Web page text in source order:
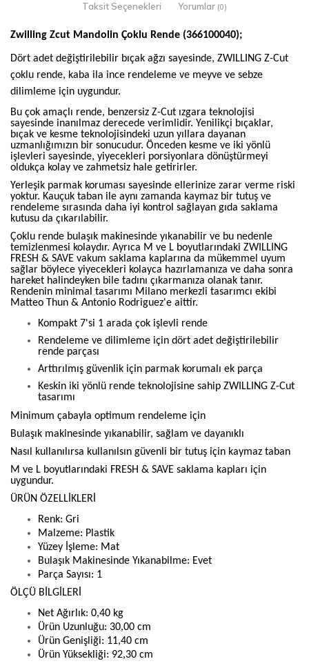
Taksit Seçenekleri Yorumlar (0)
Zwilling Zcut Mandolin Çoklu Rende (366100040);
Dört adet değiştirilebilir bıçak ağzı sayesinde, ZWILLING Z-Cut
çoklu rende, kaba ila ince rendeleme ve meyve ve sebze
dilimleme için uygundur.
Bu çok amaçlı rende, benzersiz Z-Cut ızgara teknolojisi
sayesinde inanılmaz derecede verimlidir. Yenilikçi bıçaklar,
bıçak ve kesme teknolojisindeki uzun yıllara dayanan
uzmanlığımızın bir sonucudur. Önceden kesme ve iki yönlü
işlevleri sayesinde, yiyecekleri porsiyonlara dönüştürmeyi
oldukça kolay ve zahmetsiz hale getirirler.
Yerleşik parmak koruması sayesinde ellerinize zarar verme riski
yoktur. Kauçuk taban ile aynı zamanda kaymaz bir tutuş ve
rendeleme sırasında daha iyi kontrol sağlayan gıda saklama
kutusu da çıkarılabilir.
Çoklu rende bulaşık makinesinde yıkanabilir ve bu nedenle
temizlenmesi kolaydır. Ayrıca M ve L boyutlarındaki ZWILLING
FRESH & SAVE vakum saklama kaplarına da mükemmel uyum
sağlar böylece yiyecekleri kolayca hazırlamanıza ve daha sonra
hareket halindeyken bile tadını çıkarmanıza olanak tanır.
Rendenin minimal tasarımı Milano merkezli tasarımcı ekibi
Matteo Thun & Antonio Rodriguez'e aittir.
Kompakt 7'si 1 arada çok işlevli rende
Rendeleme ve dilimleme için dört adet değiştirilebilir
rende parçası
Arttırılmış güvenlik için parmak korumalı ek parça
Keskin iki yönlü rende teknolojisine sahip ZWILLING Z-Cut
tasarımı
Minimum çabayla optimum rendeleme için
Bulaşık makinesinde yıkanabilir, sağlam ve dayanıklı
Nasıl kullanılırsa kullanılsın güvenli bir tutuş için kaymaz taban
M ve L boyutlarındaki FRESH & SAVE saklama kapları için
uygundur.
ÜRÜN ÖZELLİKLERİ
Renk: Gri
Malzeme: Plastik
Yüzey İşleme: Mat
Bulaşık Makinesinde Yıkanabilme: Evet
Parça Sayısı: 1
ÖLÇÜ BİLGİLERİ
Net Ağırlık: 0,40 kg
Ürün Uzunluğu: 30,00 cm
Ürün Genişliği: 11,40 cm
Ürün Yüksekliği: 92,30 cm